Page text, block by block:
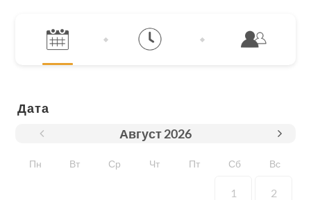
Дата
Август2026
Пн Вт Ср Чт Пт Сб Вс
1 2